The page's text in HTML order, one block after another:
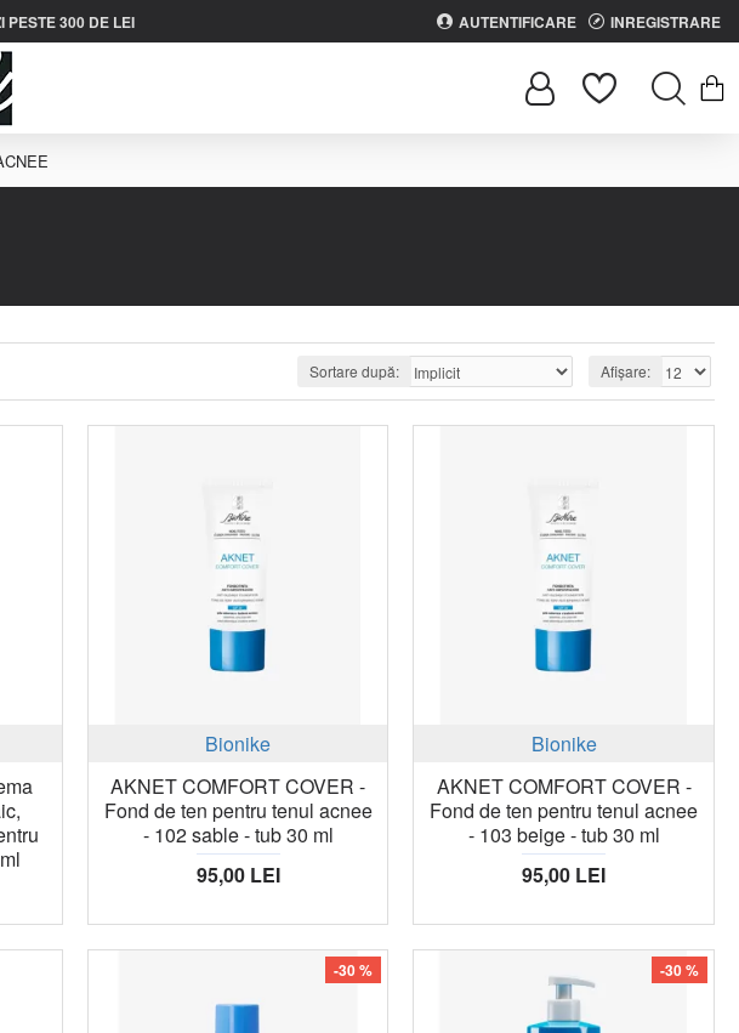
PESTE 300 DE LEI AUTENTIFICARE INREGISTRARE
Sortare după: Afișare:
Bionike
AKNET COMFORT COVER -
Fond de ten pentru tenul acnee
- 102 sable - tub 30 ml
95,00 LEI
Bionike
AKNET COMFORT COVER -
Fond de ten pentru tenul acnee
- 103 beige - tub 30 ml
95,00 LEI
-30 % -30 %